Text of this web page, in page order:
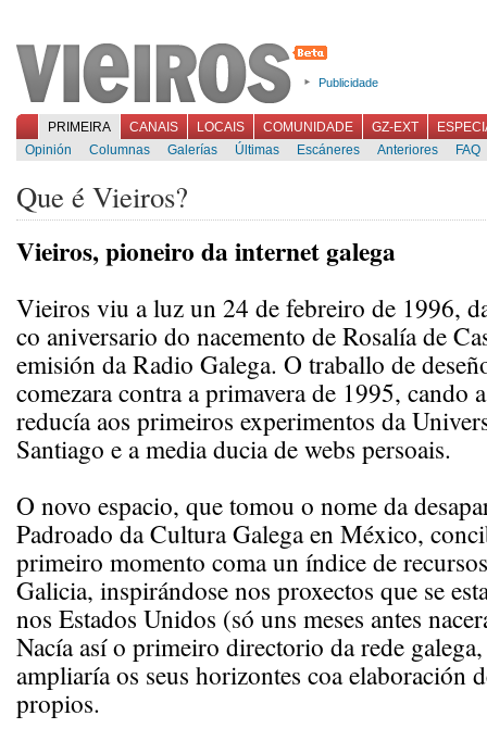
Publicidade
PRIMEIRA CANAIS LOCAIS COMUNIDADE GZ-EXT
Opinión
Columnas Galerías Últimas Escáneres Anteriores FAQ
Que é Vieiros?
Vieiros, pioneiro da internet galega
Vieiros viu a luz un 24 de febreiro de 1996,
co aniversario do nacemento de Rosalía de
emisión da Radio Galega. O traballo de
comezara contra a primavera de 1995, cando
reducía aos primeiros experimentos da
Santiago e a media ducia de webs persoais.
O novo espacio, que tomou o nome da
Padroado da Cultura Galega en México,
primeiro momento coma un índice de
Galicia, inspirándose nos proxectos que se
nos Estados Unidos (só uns meses antes
Nacía así o primeiro directorio da rede
ampliaría os seus horizontes coa elaboración
propios.